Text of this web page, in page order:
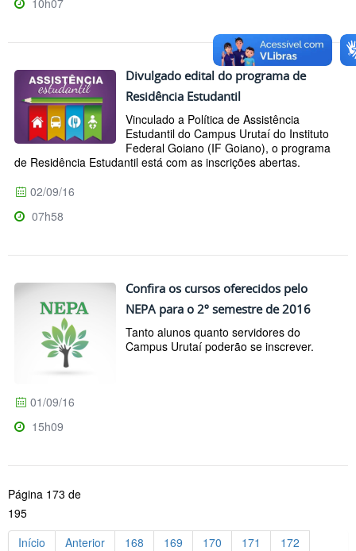
10h07
Divulgado edital do programa de
Residência Estudantil
Vinculado a Política de Assistência
Estudantil do Campus Urutaí do Instituto
Federal Goiano (IF Goiano), o programa
de Residência Estudantil está com as inscrições abertas.
02/09/16
07h58
Confira os cursos oferecidos pelo
NEPA para o 2º semestre de 2016
Tanto alunos quanto servidores do
Campus Urutaí poderão se inscrever.
01/09/16
15h09
Página 173 de
195
Início
Anterior 168 169 170 171
172